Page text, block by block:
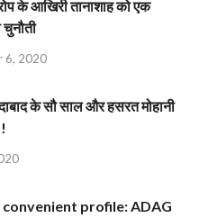
के आखिरी तानाशाह को एक
चुनौती
6, 2020
के सौ साल और हसरत मोहानी
profile: ADAG